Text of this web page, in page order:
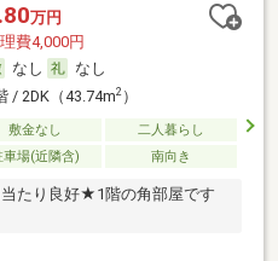
万円
費4,000円
なし
なし
/ 2DK（43.74m2）
敷金なし
二人暮らし
車場(近隣含) 南向き
たり良好★1階の角部屋です